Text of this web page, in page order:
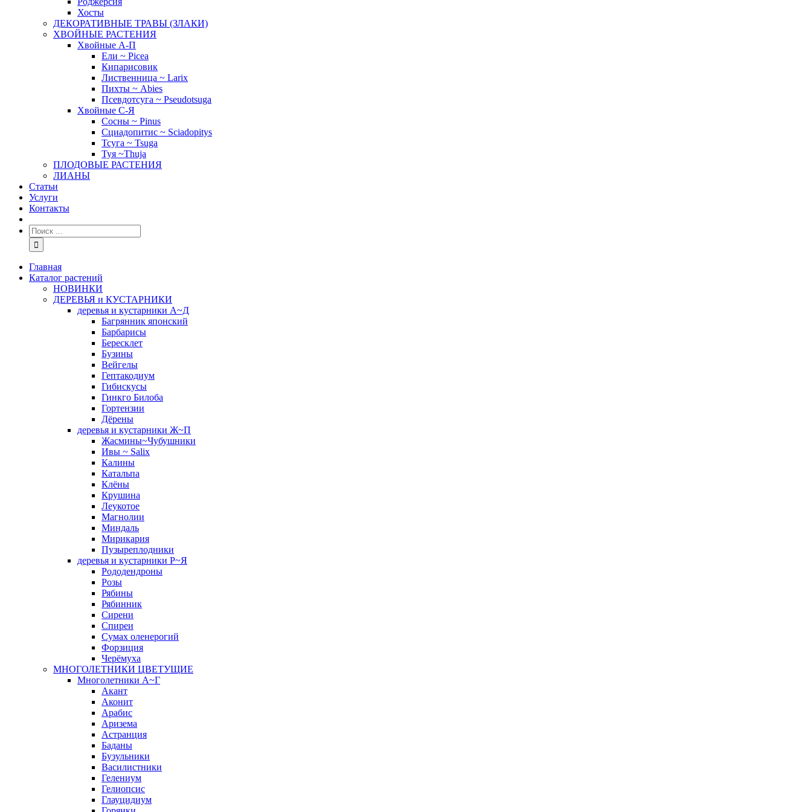
Хосты
ДЕКОРАТИВНЫЕ ТРАВЫ (ЗЛАКИ)
ХВОЙНЫЕ РАСТЕНИЯ
Хвойные А-П
Ели ~ Picea
Кипарисовик
Лиственница ~ Larix
Пихты ~ Abies
Псевдотсуга ~ Pseudotsuga
Хвойные С-Я
Сосны ~ Pinus
Сциадопитис ~ Sciadopitys
Тсуга ~ Tsuga
Туя ~Thuja
ПЛОДОВЫЕ РАСТЕНИЯ
ЛИАНЫ
Статьи
Услуги
Контакты
Главная
Каталог растений
НОВИНКИ
ДЕРЕВЬЯ и КУСТАРНИКИ
деревья и кустарники А~Д
Багрянник японский
Барбарисы
Бересклет
Бузины
Вейгелы
Гептакодиум
Гибискусы
Гинкго Билоба
Гортензии
Дёрены
деревья и кустарники Ж~П
Жасмины~Чубушники
Ивы ~ Salix
Калины
Катальпа
Клёны
Крушина
Леукотое
Магнолии
Миндаль
Мирикария
Пузыреплодники
деревья и кустарники Р~Я
Рододендроны
Розы
Рябины
Рябинник
Сирени
Спиреи
Сумах оленерогий
Форзиция
Черёмуха
МНОГОЛЕТНИКИ ЦВЕТУЩИЕ
Многолетники А~Г
Акант
Аконит
Арабис
Аризема
Астранция
Баданы
Бузульники
Василистники
Гелениум
Гелиопсис
Глауцидиум